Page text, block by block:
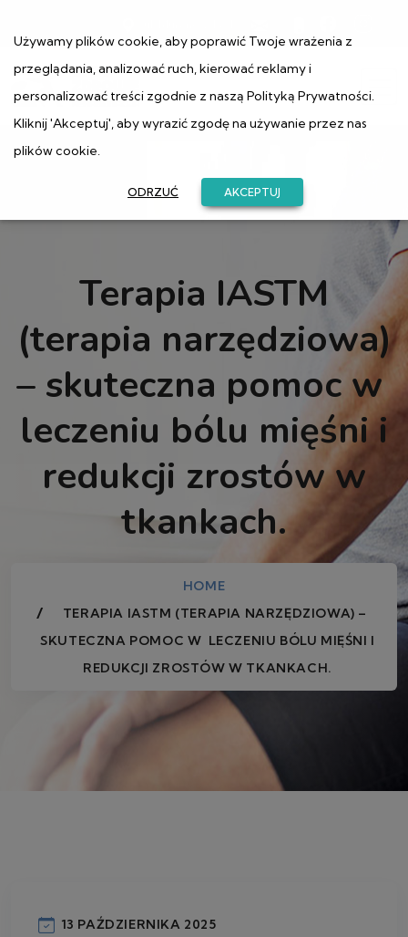
Terapia IASTM
(terapia narzędziowa)
– skuteczna pomoc w
leczeniu bólu mięśni i
redukcji zrostów w
tkankach.
HOME
TERAPIA IASTM (TERAPIA NARZĘDZIOWA) –
SKUTECZNA POMOC W LECZENIU BÓLU MIĘŚNI I
REDUKCJI ZROSTÓW W TKANKACH.
13 PAŹDZIERNIKA 2025
Używamy plików cookie, aby poprawić Twoje wrażenia z
przeglądania, analizować ruch, kierować reklamy i
personalizować treści zgodnie z naszą Polityką Prywatności.
Kliknij 'Akceptuj', aby wyrazić zgodę na używanie przez nas
plików cookie.
ODRZUĆ AKCEPTUJ